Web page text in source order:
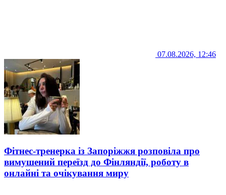
07.08.2026, 12:46
Фітнес-тренерка із Запоріжжя розповіла про
вимушений переїзд до Фінляндії, роботу в
онлайні та очікування миру